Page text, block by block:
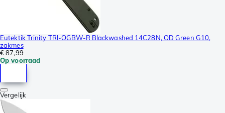
Eutektik Trinity TRI-OGBW-R Blackwashed 14C28N, OD Green G10,
zakmes
€ 87,99
Op voorraad
Vergelijk